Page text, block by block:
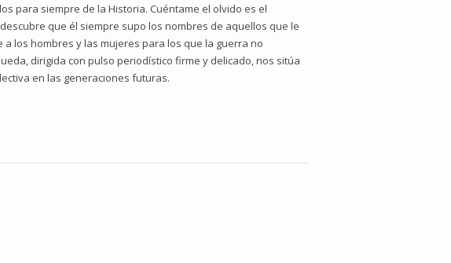
para siempre de la Historia. Cuéntame el olvido es el
que él siempre supo los nombres de aquellos que le
los hombres y las mujeres para los que la guerra no
dirigida con pulso periodístico firme y delicado, nos sitúa
en las generaciones futuras.